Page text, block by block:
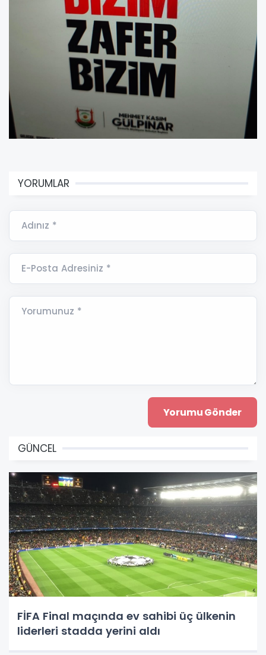
YORUMLAR
Adınız *
E-Posta Adresiniz *
Yorumunuz *
GÜNCEL
FİFA Final maçında ev sahibi üç ülkenin
liderleri stadda yerini aldı